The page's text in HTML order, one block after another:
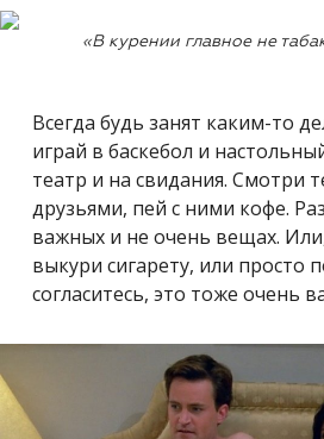
«В курении главное не
Всегда будь занят каким-то
играй в баскебол и
театр и на свидания. Смотри
друзьями, пей с ними кофе.
важных и не очень вещах.
выкури сигарету, или просто
согласитесь, это тоже очень